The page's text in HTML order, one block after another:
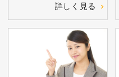
詳しく見る